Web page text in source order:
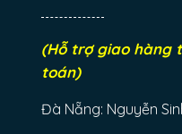
(Hỗ trợ giao hàng
toán)
Đà Nẵng: Nguyễn